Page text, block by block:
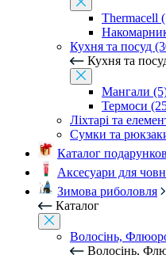
Thermacell
Кухня та посуд
Кухня та
Мангали
Термоси
Ліхтарі та
Сумки та
Каталог
Аксесуари для
Зимова риболовля
Каталог
Волосінь,
Волосінь,